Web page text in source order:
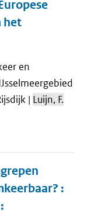
het
en
| Luijn, F.
: